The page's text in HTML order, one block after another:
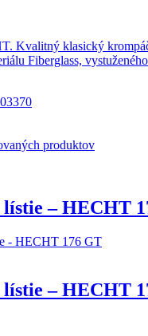
Kvalitný klasický
Fiberglass,
produktov
– HECHT
– HECHT